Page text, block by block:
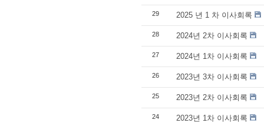
29 2025 년 1 차 이사회록
28 2024년 2차 이사회록
27 2024년 1차 이사회록
26 2023년 3차 이사회록
25 2023년 2차 이사회록
24 2023년 1차 이사회록